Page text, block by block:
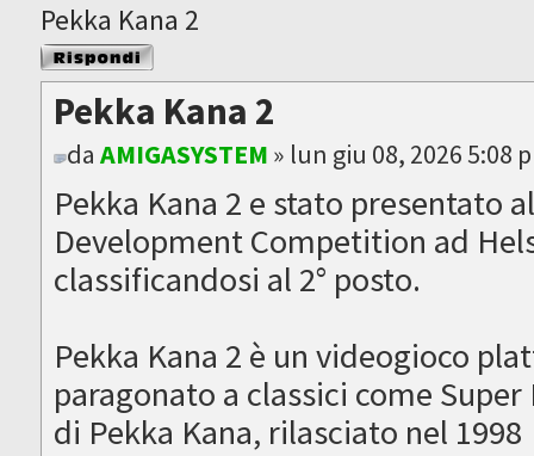
Pekka Kana 2
Rispondi al
messaggio
Pekka Kana 2
daAMIGASYSTEM » lun giu 08, 2026 5:08
Pekka Kana 2 e stato presentato
Development Competition ad
classificandosi al 2° posto.
Pekka Kana 2 è un videogioco
paragonato a classici come
di Pekka Kana, rilasciato nel 1998